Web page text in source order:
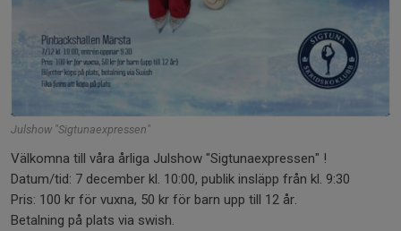
Julshow "Sigtunaexpressen"
Välkomna till våra årliga Julshow "Sigtunaexpressen" !
Datum/tid: 7 december kl. 10:00, publik insläpp från kl. 9:30
Pris: 100 kr för vuxna, 50 kr för barn upp till 12 år.
Betalning på plats via swish.